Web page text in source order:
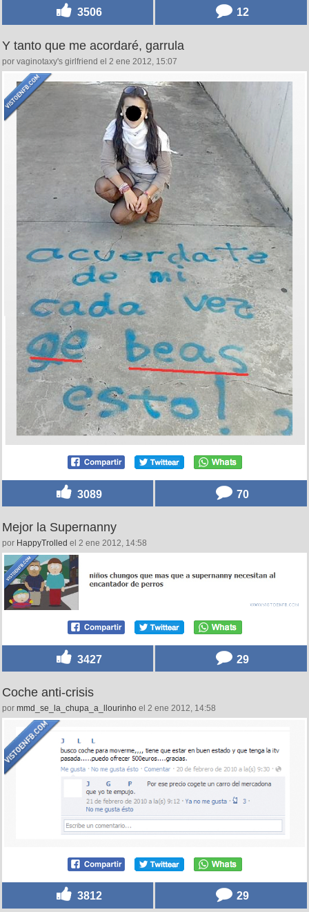
3506 12
Y tanto que me acordaré, garrula
por vaginotaxy's girlfriend el 2 ene 2012, 15:07
3089 70
Mejor la Supernanny
por HappyTrolled el 2 ene 2012, 14:58
3427 29
Coche anti-crisis
por mmd_se_la_chupa_a_llourinho el 2 ene 2012, 14:58
3812 29